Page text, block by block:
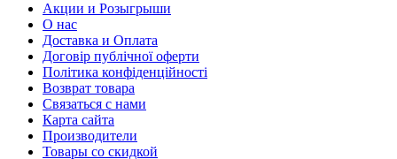
Акции и Розыгрыши
О нас
Доставка и Оплата
Договір публічної оферти
Політика конфіденційності
Возврат товара
Связаться с нами
Карта сайта
Производители
Товары со скидкой